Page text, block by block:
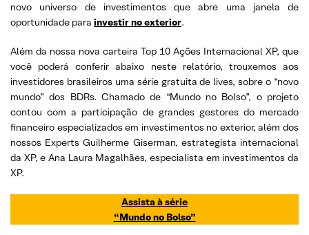
novo universo de investimentos que abre uma janela de
oportunidade para investir no exterior.
Além da nossa nova carteira Top 10 Ações Internacional XP, que
você poderá conferir abaixo neste relatório, trouxemos aos
investidores brasileiros uma série gratuita de lives, sobre o “novo
mundo” dos BDRs. Chamado de “Mundo no Bolso”, o projeto
contou com a participação de grandes gestores do mercado
financeiro especializados em investimentos no exterior, além dos
nossos Experts Guilherme Giserman, estrategista internacional
da XP, e Ana Laura Magalhães, especialista em investimentos da
XP.
Assista à série
“Mundo no Bolso”